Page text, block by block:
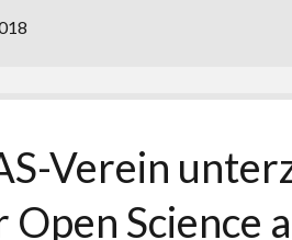
Verein
Open Science